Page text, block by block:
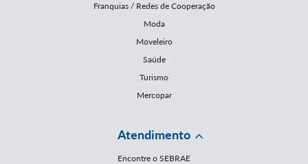
Franquias / Redes de Cooperação
Moda
Moveleiro
Saúde
Turismo
Mercopar
Atendimento
Encontre o SEBRAE